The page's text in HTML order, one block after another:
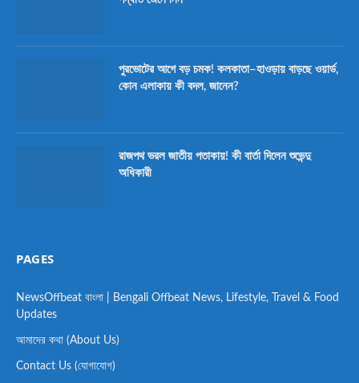
পুরভোটের আগে বড় চমক! কলকাতা–হাওড়ায় বাড়ছে ওয়ার্ড,
কোন এলাকায় কী বদল, জানেন?
রাজপথ ভরল জাতীয় পতাকায়! কী বার্তা দিলেন শুভেন্দু
অধিকারী
PAGES
NewsOffbeat বাংলা | Bengali Offbeat News, Lifestyle, Travel & Food
Updates
আমাদের কথা (About Us)
Contact Us (যোগাযোগ)